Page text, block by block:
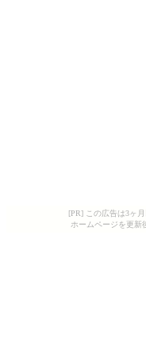
[PR] この広告は3ヶ
ホームページを更新